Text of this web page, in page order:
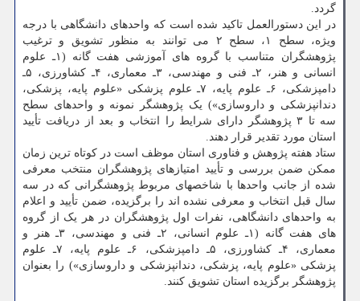
گردد.
در این دستورالعمل تاکید شده است که واحدهای دانشگاهی با درجه
ویژه، سطح ۱، سطح ۲ می توانند به منظور تشویق و ترغیب
پژوهشگران متناسب با گروه های آموزشی هفت گانه (۱ـ علوم
انسانی و هنر، ۲ـ فنی و مهندسی، ۳ـ معماری، ۴ـ کشاورزی، ۵ـ
دامپزشکی، ۶ـ علوم پایه، ۷ـ علوم پزشکی «علوم پایه، پزشکی،
دندانپزشکی و داروسازی») یک پژوهشگر نمونه و واحدهای سطح
سه تا ۳ پژوهشگر دارای شرایط را انتخاب و بعد از دریافت تأیید
استان مورد تقدیر قرار دهند.
ستاد هفته پژوهش و فناوری استان موظف است در کوتاه ترین زمان
ممکن ضمن بررسی و تأیید امتیازهای پژوهشگران منتخب معرفی
شده از جانب واحدها با شاخصهای مربوط پژوهشگرانی که در سه
سال قبل انتخاب و معرفی نشده اند را برگزیده، ضمن تأیید و اعلام
به واحدهای دانشگاهی، نفرات اول پژوهشگران در هر یک از گروه
های هفت گانه (۱ـ علوم انسانی، ۲ـ فنی و مهندسی، ۳ـ هنر و
معماری، ۴ـ کشاورزی، ۵ـ دامپزشکی، ۶ـ علوم پایه، ۷ـ علوم
پزشکی «علوم پایه، پزشکی، دندانپزشکی و داروسازی») را بعنوان
پژوهشگر برگزیده استان تشویق کنند.